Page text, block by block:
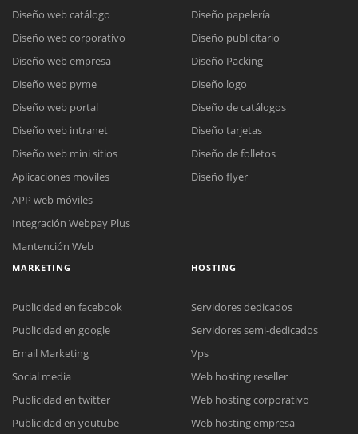
Reunión online
Nuestros ejecutivos le enviarán un correo electrónico con el enlace a
Cotización
Complete el formulario y nos contactaremos a la brevedad.
Chat Online
Todos nuestros ejecutivos están fuera de línea. Complete el formulario
para enviarnos un correo electrónico con sus datos personales.
Diseño web catálogo
Diseño web corporativo
Diseño web empresa
Diseño web pyme
Diseño web portal
Diseño web intranet
Diseño web mini sitios
Aplicaciones moviles
APP web móviles
Integración Webpay Plus
Mantención Web
Diseño papelería
Diseño publicitario
Diseño Packing
Diseño logo
Diseño de catálogos
Diseño tarjetas
Diseño de folletos
Diseño flyer
MARKETING
Publicidad en facebook
Publicidad en google
Email Marketing
Social media
Publicidad en twitter
Publicidad en youtube
HOSTING
Servidores dedicados
Servidores semi-dedicados
Vps
Web hosting reseller
Web hosting corporativo
Web hosting empresa